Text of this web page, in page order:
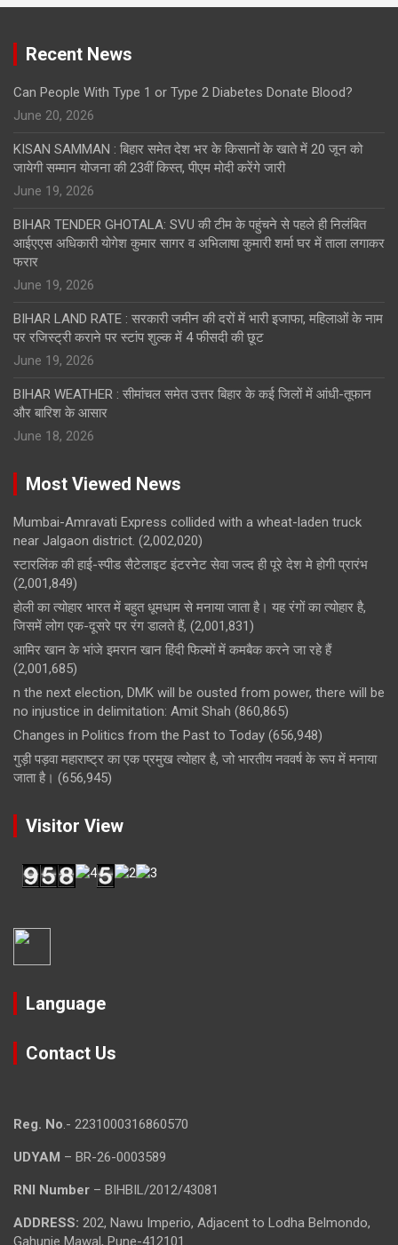
Recent News
Can People With Type 1 or Type 2 Diabetes Donate Blood?
June 20, 2026
KISAN SAMMAN : बिहार समेत देश भर के किसानों के खाते में 20 जून को
जायेगी सम्मान योजना की 23वीं किस्त, पीएम मोदी करेंगे जारी
June 19, 2026
BIHAR TENDER GHOTALA: SVU की टीम के पहुंचने से पहले ही निलंबित
आईएएस अधिकारी योगेश कुमार सागर व अभिलाषा कुमारी शर्मा घर में ताला लगाकर
फरार
June 19, 2026
BIHAR LAND RATE : सरकारी जमीन की दरों में भारी इजाफा, महिलाओं के नाम
पर रजिस्ट्री कराने पर स्टांप शुल्क में 4 फीसदी की छूट
June 19, 2026
BIHAR WEATHER : सीमांचल समेत उत्तर बिहार के कई जिलों में आंधी-तूफान
और बारिश के आसार
June 18, 2026
Most Viewed News
Mumbai-Amravati Express collided with a wheat-laden truck
near Jalgaon district. (2,002,020)
स्टारलिंक की हाई-स्पीड सैटेलाइट इंटरनेट सेवा जल्द ही पूरे देश मे होगी प्रारंभ
(2,001,849)
होली का त्योहार भारत में बहुत धूमधाम से मनाया जाता है। यह रंगों का त्योहार है,
जिसमें लोग एक-दूसरे पर रंग डालते हैं, (2,001,831)
आमिर खान के भांजे इमरान खान हिंदी फिल्मों में कमबैक करने जा रहे हैं
(2,001,685)
n the next election, DMK will be ousted from power, there will be
no injustice in delimitation: Amit Shah (860,865)
Changes in Politics from the Past to Today (656,948)
गुड़ी पड़वा महाराष्ट्र का एक प्रमुख त्योहार है, जो भारतीय नववर्ष के रूप में मनाया
जाता है। (656,945)
Visitor View
Language
Contact Us
Reg. No.- 2231000316860570
UDYAM – BR-26-0003589
RNI Number – BIHBIL/2012/43081
ADDRESS: 202, Nawu Imperio, Adjacent to Lodha Belmondo,
Gahunje Mawal, Pune-412101.